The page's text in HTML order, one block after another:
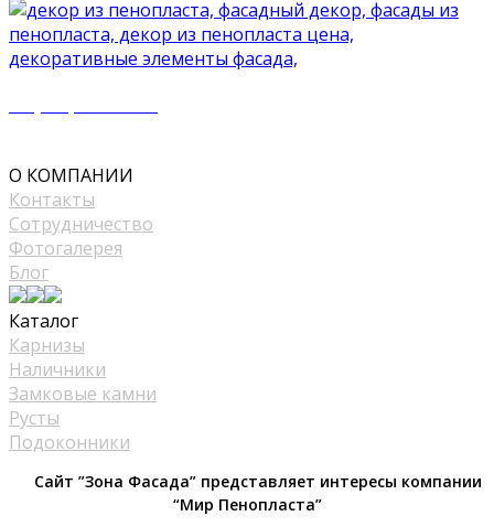
О КОМПАНИИ
Контакты
Сотрудничество
Фотогалерея
Блог
Каталог
Карнизы
Наличники
Замковые камни
Русты
Подоконники
Сайт ”Зона Фасада” представляет интересы компании
“Мир Пенопласта”